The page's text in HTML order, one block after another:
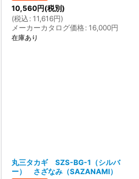
10,560円(税別)
(税込 : 11,616円)
メーカーカタログ価格: 16,000円
在庫あり
丸三タカギ SZS-BG-1（シルバ
ー） さざなみ（SAZANAMI）